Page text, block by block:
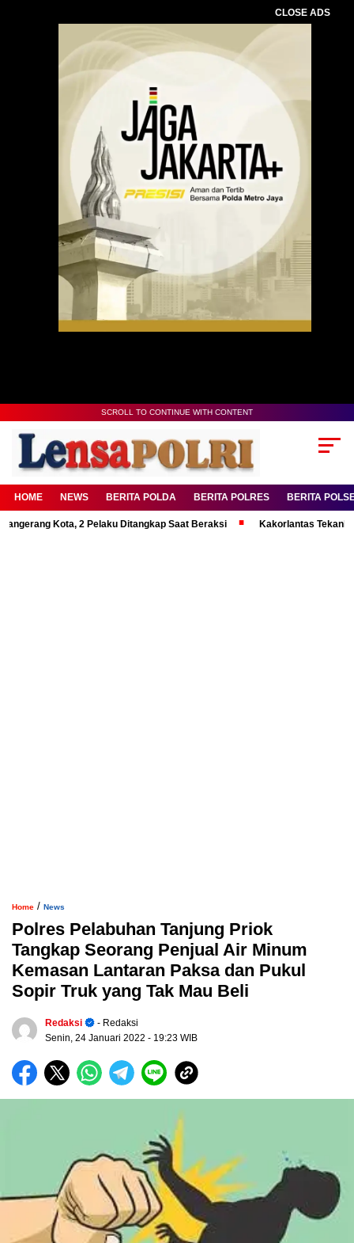
CLOSE ADS
SCROLL TO CONTINUE WITH CONTENT
HOME NEWS BERITA POLDA BERITA POLRES BERITA
Kota, 2 Pelaku Ditangkap Saat Beraksi Kakorlantas Tekankan
Home / News
Polres Pelabuhan Tanjung Priok
Tangkap Seorang Penjual Air Minum
Kemasan Lantaran Paksa dan Pukul
Sopir Truk yang Tak Mau Beli
Redaksi
- Redaksi
Senin, 24 Januari 2022 - 19:23 WIB